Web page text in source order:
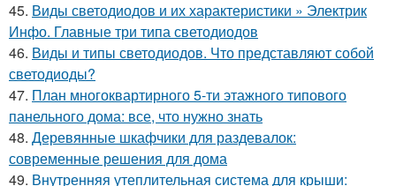
45. Виды светодиодов и их характеристики » Электрик
Инфо. Главные три типа светодиодов
46. Виды и типы светодиодов. Что представляют собой
светодиоды?
47. План многоквартирного 5-ти этажного типового
панельного дома: все, что нужно знать
48. Деревянные шкафчики для раздевалок:
современные решения для дома
49. Внутренняя утеплительная система для крыши: